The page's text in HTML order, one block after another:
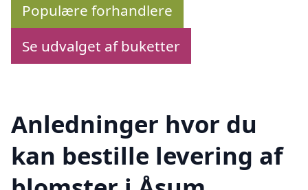
Populære forhandlere
Se udvalget af buketter
Anledninger hvor du
kan bestille levering af